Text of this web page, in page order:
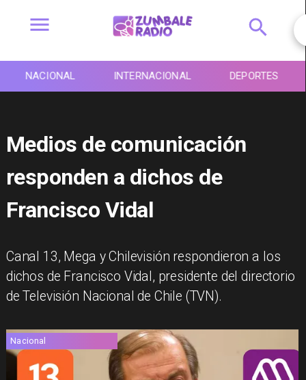
NACIONAL INTERNACIONAL DEPORTES
Medios de comunicación
responden a dichos de
Francisco Vidal
Canal 13, Mega y Chilevisión respondieron a los
dichos de Francisco Vidal, presidente del directorio
de Televisión Nacional de Chile (TVN).
Nacional